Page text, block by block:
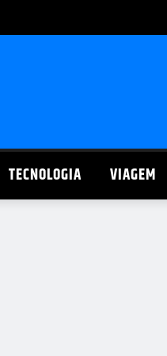
TECNOLOGIA VIAGEM